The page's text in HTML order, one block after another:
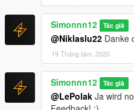
Requirements:
German EUP by AgentDZN:
mods.com/player/german-eup-
zoll-mehr
German Federal EUP by
mods.com/player/german-
Simonnn12 Tác giả
@Niklaslu22 Danke
19 Tháng tám, 2020
Simonnn12 Tác giả
@LePolak Ja wird